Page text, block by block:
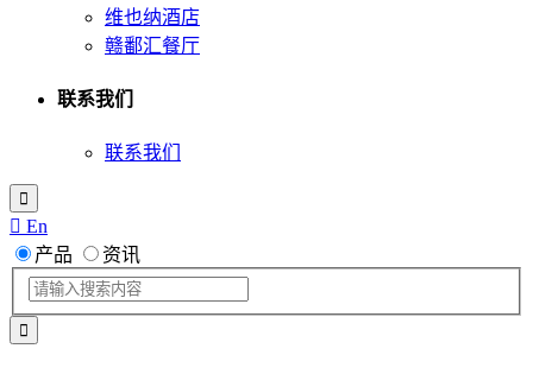
维也纳酒店
赣鄱汇餐厅
联系我们
联系我们

 En
产品
资讯